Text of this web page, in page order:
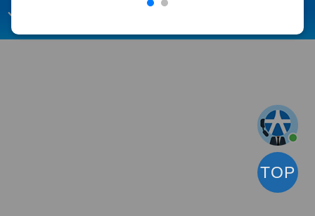
webmaster@yuanta.com
TOP